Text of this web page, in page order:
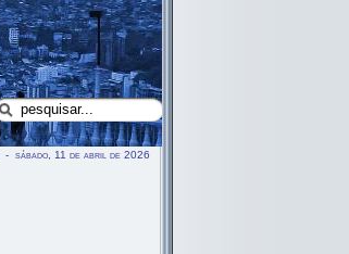
- sábado, 11 de abril de 2026